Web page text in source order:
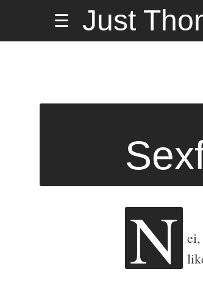
☰ Just
N